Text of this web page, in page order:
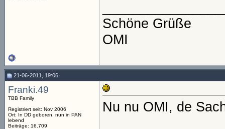
Schöne Grüße
OMI
21-06-2011, 19:06
Franki.49
TBB Family
Registriert seit: Nov 2006
Ort: In DD geboren, nun in PAN
lebend
Beiträge: 16.709
Nu nu OMI, de